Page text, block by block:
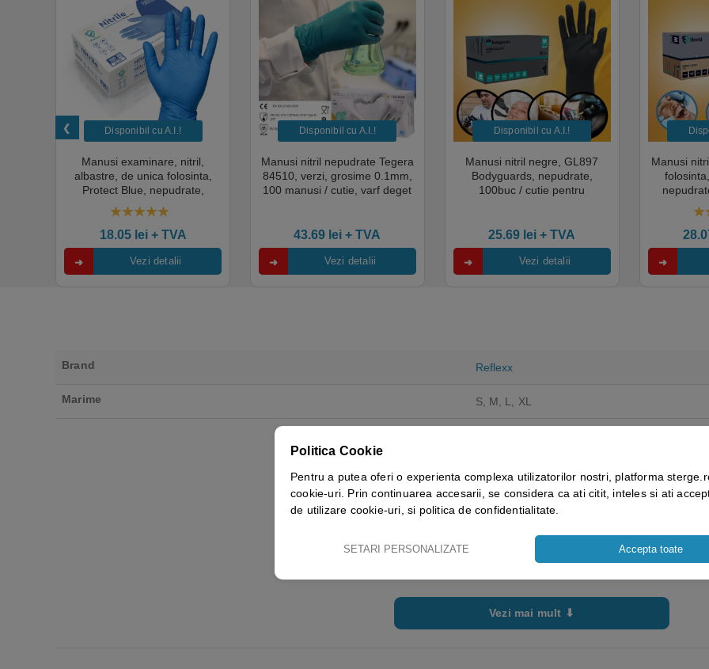
Disponibil cu A.I.​!
Manusi examinare, nitril,
albastre, de unica folosinta,
Protect Blue, nepudrate,
100buc / cutie pentru medical,
HoReCa, saloane si domeniul
industrial, calitate premium
18.05 lei+ TVA
Vezi detalii
Disponibil cu A.I.​!
Manusi nitril nepudrate Tegera
84510, verzi, grosime 0.1mm,
100 manusi / cutie, varf deget
43.69 lei + TVA
Vezi detalii
Disponibil cu A.I.​!
Manusi nitril negre, GL897
Bodyguards, nepudrate,
100buc / cutie pentru
industrial, calitate premium
25.69 lei + TVA
Vezi detalii
Manusi
pentru
saloane si
Brand Reflexx
Marime S, M, L, XL
Vezi mai mult ⬇
Politica Cookie
Pentru a putea oferi o experienta complexa utilizatorilor nostri, platforma
cookie-uri. Prin continuarea accesarii, se considera ca ati citit, inteles si ati
de utilizare cookie-uri, si politica de confidentialitate.
SETARI PERSONALIZATE Accepta toate